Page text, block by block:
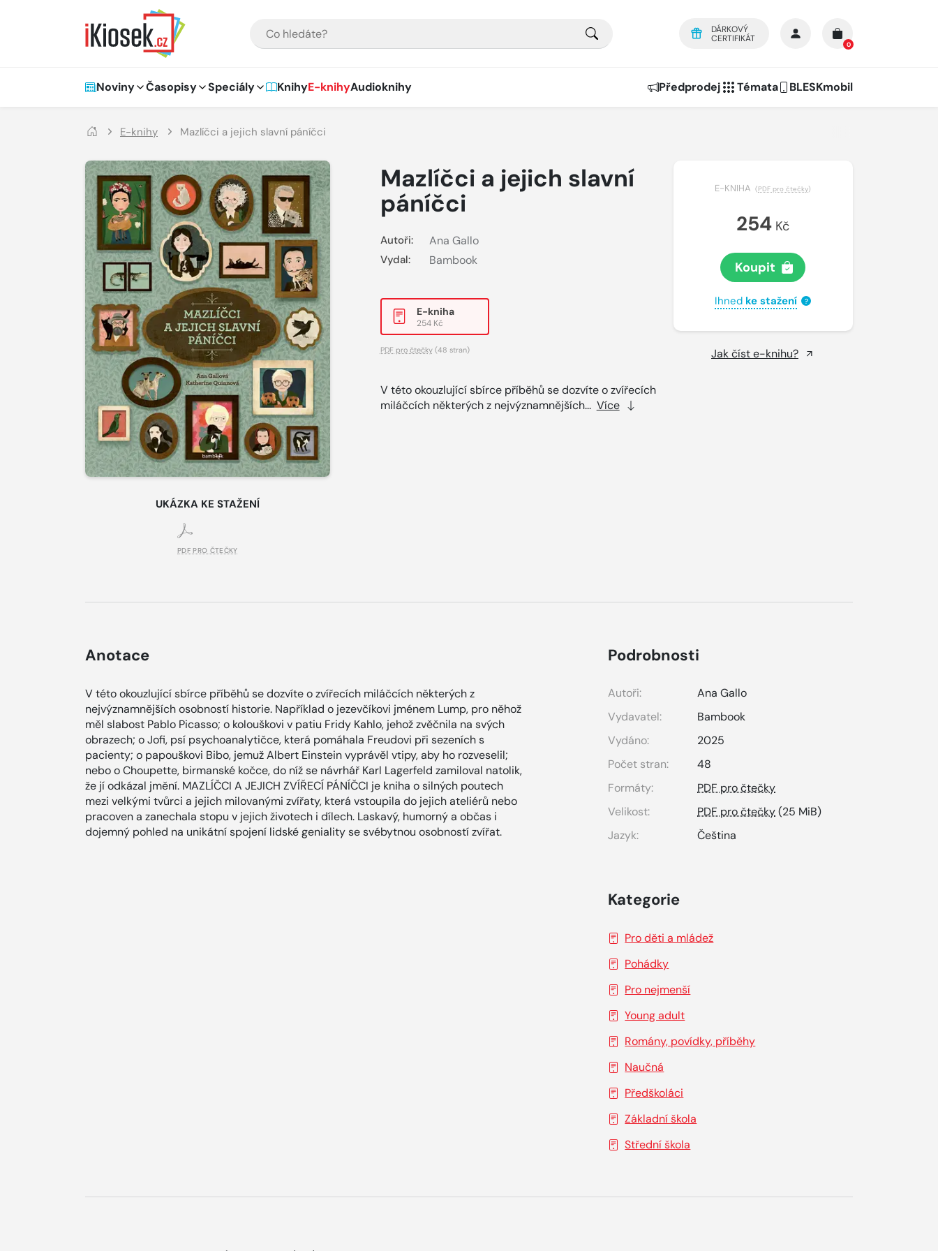
DÁRKOVÝ
CERTIFIKÁT
0
Hlavní navigace
Noviny Časopisy Speciály KnihyE-knihyAudioknihy Předprodej Témata BLESKmobil
E-knihy Mazlíčci a jejich slavní páníčci
UKÁZKA KE STAŽENÍ
PDF PRO ČTEČKY
Mazlíčci a jejich slavní
páníčci
Autoři: Ana Gallo
Vydal: Bambook
E-kniha
254 Kč
PDF pro čtečky(48 stran)
V této okouzlující sbírce příběhů se dozvíte o zvířecích
miláčcích některých z nejvýznamnějších... Více
E-KNIHA (PDF pro čtečky)
254 Kč
Koupit
Ihned ke stažení ?
Jak číst e-knihu?
Anotace
V této okouzlující sbírce příběhů se dozvíte o zvířecích miláčcích některých z
nejvýznamnějších osobností historie. Například o jezevčíkovi jménem Lump, pro něhož
měl slabost Pablo Picasso; o kolouškovi v patiu Fridy Kahlo, jehož zvěčnila na svých
obrazech; o Jofi, psí psychoanalytičce, která pomáhala Freudovi při sezeních s
pacienty; o papouškovi Bibo, jemuž Albert Einstein vyprávěl vtipy, aby ho rozveselil;
nebo o Choupette, birmanské kočce, do níž se návrhář Karl Lagerfeld zamiloval natolik,
že jí odkázal jmění. MAZLÍČCI A JEJICH ZVÍŘECÍ PÁNÍČCI je kniha o silných poutech
mezi velkými tvůrci a jejich milovanými zvířaty, která vstoupila do jejich ateliérů nebo
pracoven a zanechala stopu v jejich životech i dílech. Laskavý, humorný a občas i
dojemný pohled na unikátní spojení lidské geniality se svébytnou osobností zvířat.
Podrobnosti
Autoři:
Ana Gallo
Vydavatel:
Bambook
Vydáno:
2025
Počet stran:
48
Formáty:
PDF pro čtečky
Velikost:
PDF pro čtečky(25 MiB)
Jazyk:
Čeština
Kategorie
Pro děti a mládež
Pohádky
Pro nejmenší
Young adult
Romány, povídky, příběhy
Naučná
Předškoláci
Základní škola
Střední škola